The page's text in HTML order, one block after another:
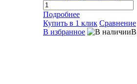
Подробнее
Купить в 1 клик Сравнение
В избранное
В